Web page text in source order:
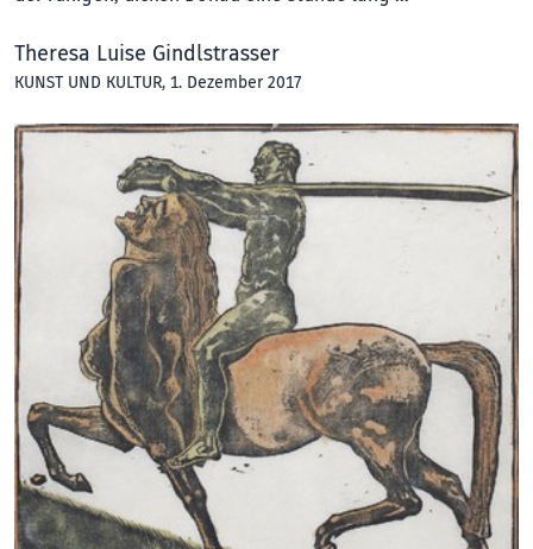
Theresa Luise Gindlstrasser
KUNST UND KULTUR, 1. Dezember 2017